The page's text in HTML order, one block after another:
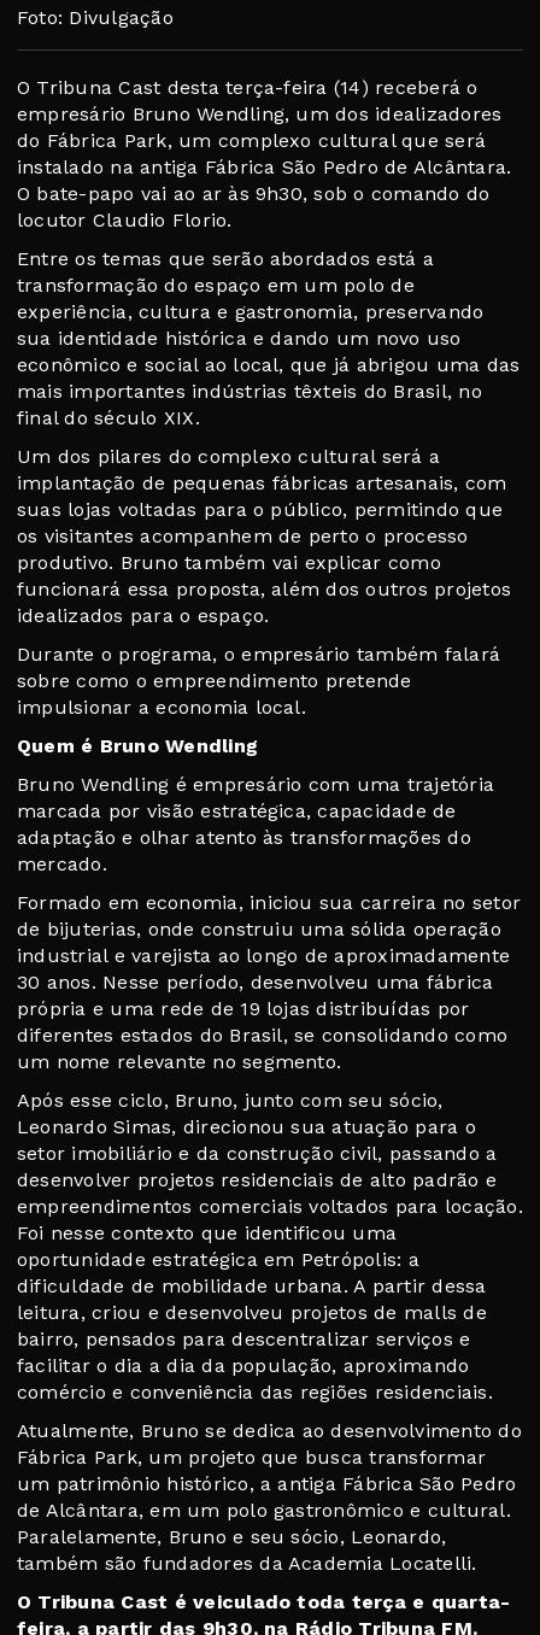
Foto: Divulgação
O Tribuna Cast desta terça-feira (14) receberá o
empresário Bruno Wendling, um dos idealizadores
do Fábrica Park, um complexo cultural que será
instalado na antiga Fábrica São Pedro de Alcântara.
O bate-papo vai ao ar às 9h30, sob o comando do
locutor Claudio Florio.
Entre os temas que serão abordados está a
transformação do espaço em um polo de
experiência, cultura e gastronomia, preservando
sua identidade histórica e dando um novo uso
econômico e social ao local, que já abrigou uma das
mais importantes indústrias têxteis do Brasil, no
final do século XIX.
Um dos pilares do complexo cultural será a
implantação de pequenas fábricas artesanais, com
suas lojas voltadas para o público, permitindo que
os visitantes acompanhem de perto o processo
produtivo. Bruno também vai explicar como
funcionará essa proposta, além dos outros projetos
idealizados para o espaço.
Durante o programa, o empresário também falará
sobre como o empreendimento pretende
impulsionar a economia local.
Quem é Bruno Wendling
Bruno Wendling é empresário com uma trajetória
marcada por visão estratégica, capacidade de
adaptação e olhar atento às transformações do
mercado.
Formado em economia, iniciou sua carreira no setor
de bijuterias, onde construiu uma sólida operação
industrial e varejista ao longo de aproximadamente
30 anos. Nesse período, desenvolveu uma fábrica
própria e uma rede de 19 lojas distribuídas por
diferentes estados do Brasil, se consolidando como
um nome relevante no segmento.
Após esse ciclo, Bruno, junto com seu sócio,
Leonardo Simas, direcionou sua atuação para o
setor imobiliário e da construção civil, passando a
desenvolver projetos residenciais de alto padrão e
empreendimentos comerciais voltados para locação.
Foi nesse contexto que identificou uma
oportunidade estratégica em Petrópolis: a
dificuldade de mobilidade urbana. A partir dessa
leitura, criou e desenvolveu projetos de malls de
bairro, pensados para descentralizar serviços e
facilitar o dia a dia da população, aproximando
comércio e conveniência das regiões residenciais.
Atualmente, Bruno se dedica ao desenvolvimento do
Fábrica Park, um projeto que busca transformar
um patrimônio histórico, a antiga Fábrica São Pedro
de Alcântara, em um polo gastronômico e cultural.
Paralelamente, Bruno e seu sócio, Leonardo,
também são fundadores da Academia Locatelli.
O Tribuna Cast é veiculado toda terça e quarta-
feira, a partir das 9h30, na Rádio Tribuna FM.